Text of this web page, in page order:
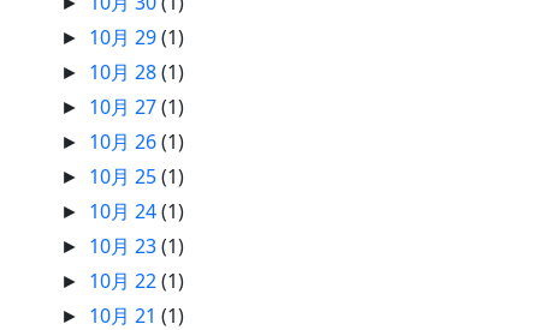
► 10月 29(1)
► 10月 28(1)
► 10月 27(1)
► 10月 26(1)
► 10月 25(1)
► 10月 24(1)
► 10月 23(1)
► 10月 22(1)
► 10月 21(1)